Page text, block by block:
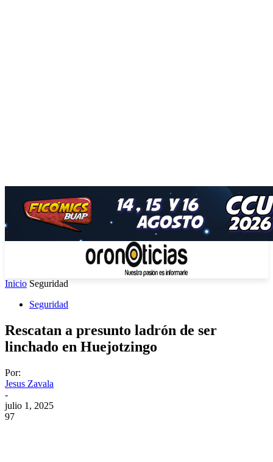
Inicio Seguridad
Seguridad
Rescatan a presunto ladrón de ser
linchado en Huejotzingo
Por:
Jesus Zavala
-
julio 1, 2025
97